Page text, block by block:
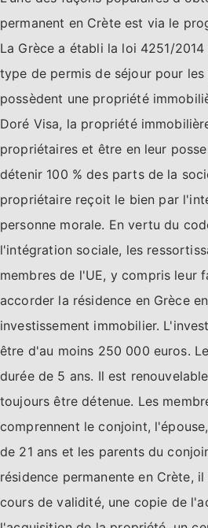
permanent en Crète est via le
La Grèce a établi la loi 4251/
type de permis de séjour pour les
possèdent une propriété
Doré Visa, la propriété
propriétaires et être en leur
détenir 100 % des parts de la
propriétaire reçoit le bien par
personne morale. En vertu du
l'intégration sociale, les
membres de l'UE, y compris leur
accorder la résidence en Grèce
investissement immobilier.
être d'au moins 250 000 euros.
durée de 5 ans. Il est
toujours être détenue. Les
comprennent le conjoint,
de 21 ans et les parents du
résidence permanente en Crète,
cours de validité, une copie de